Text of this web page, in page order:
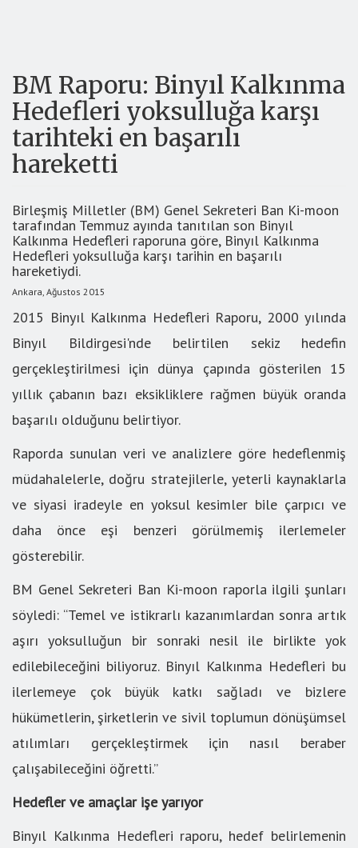
BM Raporu: Binyıl Kalkınma
Hedefleri yoksulluğa karşı
tarihteki en başarılı
hareketti
Birleşmiş Milletler (BM) Genel Sekreteri Ban Ki-moon
tarafından Temmuz ayında tanıtılan son Binyıl
Kalkınma Hedefleri raporuna göre, Binyıl Kalkınma
Hedefleri yoksulluğa karşı tarihin en başarılı
hareketiydi.
Ankara, Ağustos 2015
2015 Binyıl Kalkınma Hedefleri Raporu, 2000 yılında
Binyıl Bildirgesi'nde belirtilen sekiz hedefin
gerçekleştirilmesi için dünya çapında gösterilen 15
yıllık çabanın bazı eksikliklere rağmen büyük oranda
başarılı olduğunu belirtiyor.
Raporda sunulan veri ve analizlere göre hedeflenmiş
müdahalelerle, doğru stratejilerle, yeterli kaynaklarla
ve siyasi iradeyle en yoksul kesimler bile çarpıcı ve
daha önce eşi benzeri görülmemiş ilerlemeler
gösterebilir.
BM Genel Sekreteri Ban Ki-moon raporla ilgili şunları
söyledi: “Temel ve istikrarlı kazanımlardan sonra artık
aşırı yoksulluğun bir sonraki nesil ile birlikte yok
edilebileceğini biliyoruz. Binyıl Kalkınma Hedefleri bu
ilerlemeye çok büyük katkı sağladı ve bizlere
hükümetlerin, şirketlerin ve sivil toplumun dönüşümsel
atılımları gerçekleştirmek için nasıl beraber
çalışabileceğini öğretti.”
Hedefler ve amaçlar işe yarıyor
Binyıl Kalkınma Hedefleri raporu, hedef belirlemenin